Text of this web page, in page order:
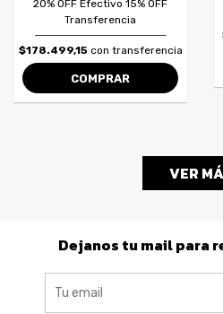
20% OFF Efectivo 15% OFF
Transferencia
$178.499,15 con transferencia
COMPRAR
VER
Dejanos tu mail para